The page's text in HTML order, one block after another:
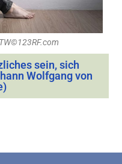
sein, sich
Wolfgang von